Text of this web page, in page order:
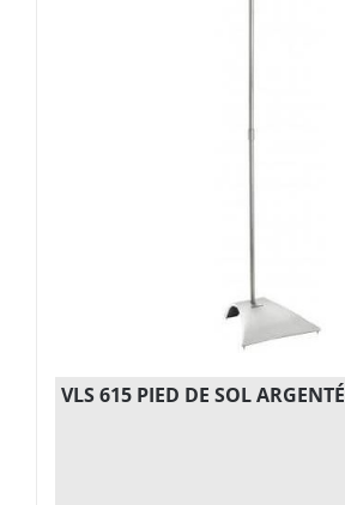
VLS 615 PIED DE SOL ARGENTÉ